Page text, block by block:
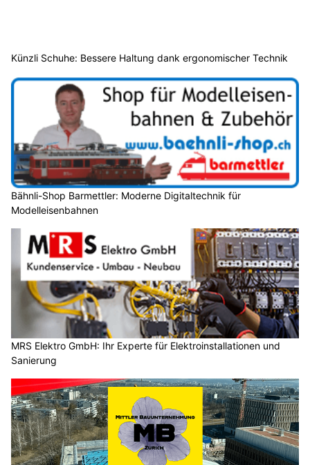
Künzli Schuhe: Bessere Haltung dank ergonomischer Technik
Bähnli-Shop Barmettler: Moderne Digitaltechnik für
Modelleisenbahnen
MRS Elektro GmbH: Ihr Experte für Elektroinstallationen und
Sanierung